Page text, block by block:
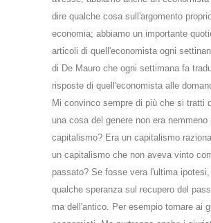
dire qualche cosa sull'argomento
economia; abbiamo un importante
articoli di quell'economista ogni
di De Mauro che ogni settimana fa
risposte di quell'economista alle
Mi convinco sempre di più che si tratti
una cosa del genere non era nemmeno
capitalismo? Era un capitalismo
un capitalismo che non aveva vinto
passato? Se fosse vera l'ultima
qualche speranza sul recupero del
ma dell'antico. Per esempio tornare ai